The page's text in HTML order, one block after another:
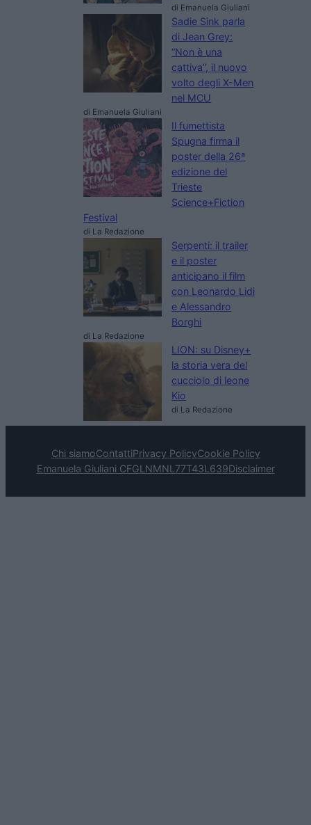
di Emanuela Giuliani
Sadie Sink parla
di Jean Grey:
“Non è una
cattiva”, il nuovo
volto degli X-Men
nel MCU
di Emanuela Giuliani
Il fumettista
Spugna firma il
poster della 26ª
edizione del
Trieste
Science+Fiction
Festival
di La Redazione
Serpenti: il trailer
e il poster
anticipano il film
con Leonardo Lidi
e Alessandro
Borghi
di La Redazione
LION: su Disney+
la storia vera del
cucciolo di leone
Kio
di La Redazione
Chi siamoContattiPrivacy PolicyCookie Policy
Emanuela Giuliani CFGLNMNL77T43L639Disclaimer